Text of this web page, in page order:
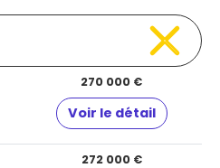
270 000 €
Voir le détail
272 000 €